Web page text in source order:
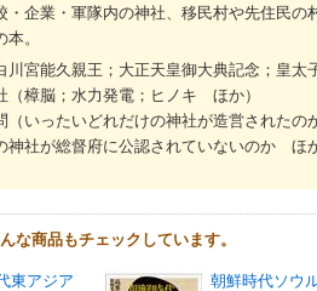
・企業・軍隊内の神社、移民村や先住民
。
宮能久親王；大正天皇御大典記念；皇太
樟脳；水力発電；ヒノキ ほか）
いったいどれだけの神社が造営されたの
神社が総督府に公認されていないのか ほか
な商品もチェックしています。
東アジア
朝鮮時代ソウ